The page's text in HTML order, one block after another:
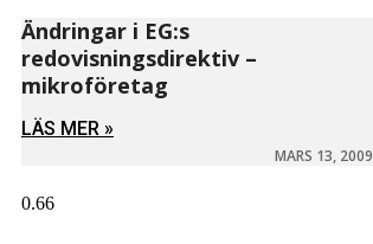
Ändringar i EG:s
redovisningsdirektiv –
mikroföretag
LÄS MER »
MARS 13, 2009